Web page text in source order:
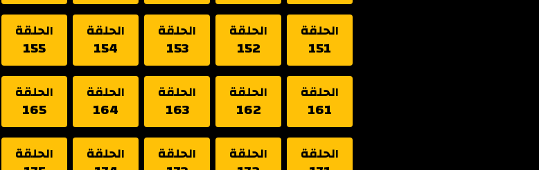
الحلقة
151
الحلقة
152
الحلقة
153
الحلقة
154
الحلقة
155
الحلقة
161
الحلقة
162
الحلقة
163
الحلقة
164
الحلقة
165
الحلقة الحلقة الحلقة الحلقة الحلقة